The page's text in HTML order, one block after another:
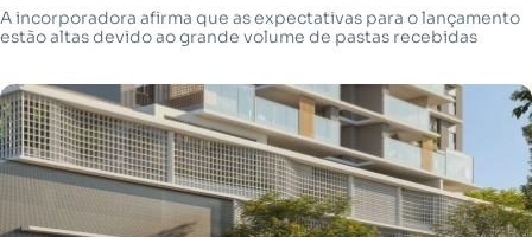
A incorporadora afirma que as expectativas para o lançamento
estão altas devido ao grande volume de pastas recebidas